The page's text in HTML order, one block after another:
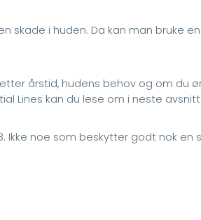
skade i huden. Da kan man bruke
årstid, hudens behov og om du
Lines kan du lese om i neste
Ikke noe som beskytter godt nok